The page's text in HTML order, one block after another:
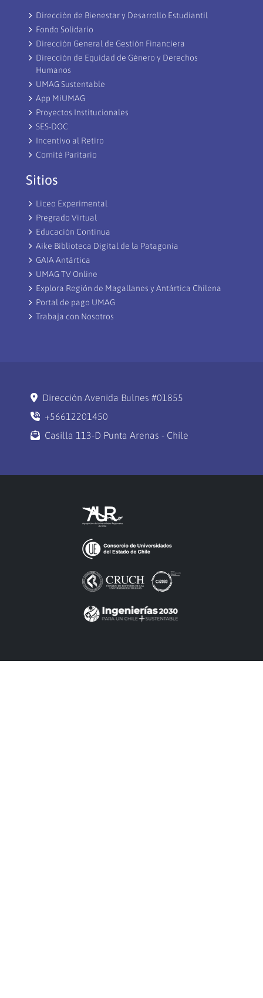
Dirección de Bienestar y Desarrollo Estudiantil
Fondo Solidario
Dirección General de Gestión Financiera
Dirección de Equidad de Género y Derechos
Humanos
UMAG Sustentable
App MiUMAG
Proyectos Institucionales
SES-DOC
Incentivo al Retiro
Comité Paritario
Sitios
Liceo Experimental
Pregrado Virtual
Educación Continua
Aike Biblioteca Digital de la Patagonia
GAIA Antártica
UMAG TV Online
Explora Región de Magallanes y Antártica Chilena
Portal de pago UMAG
Trabaja con Nosotros
Dirección Avenida Bulnes #01855
+56612201450
Casilla 113-D Punta Arenas - Chile